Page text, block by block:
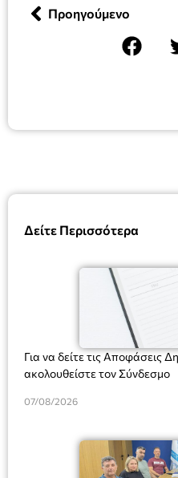
Δείτε Περισσότερα
Για να δείτε τις Αποφάσεις
ακολουθείστε τον Σύνδεσμο
07/08/2026
Προηγούμενο